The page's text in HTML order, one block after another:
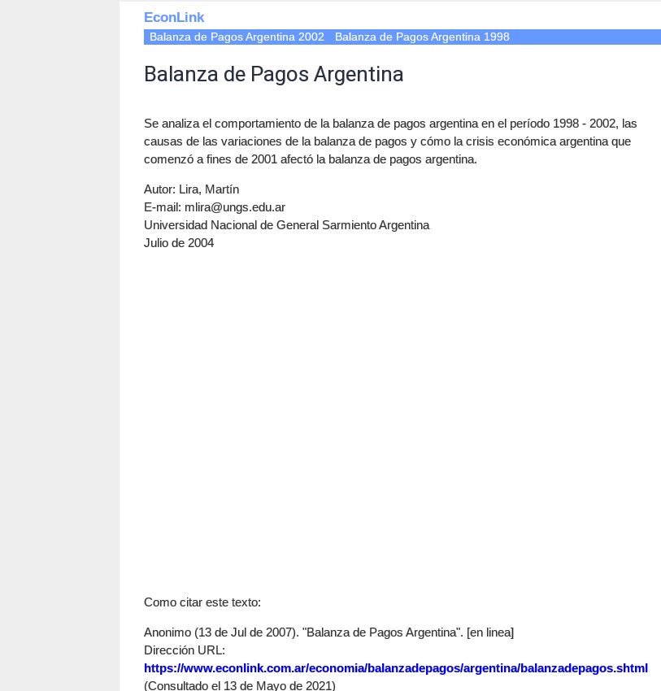
EconLink
Balanza de Pagos Argentina 2002 Balanza de Pagos Argentina 1998
Balanza de Pagos Argentina
Se analiza el comportamiento de la balanza de pagos argentina en el período 1998 - 2002, las
causas de las variaciones de la balanza de pagos y cómo la crisis económica argentina que
comenzó a fines de 2001 afectó la balanza de pagos argentina.
Autor: Lira, Martín
E-mail: mlira@ungs.edu.ar
Universidad Nacional de General Sarmiento Argentina
Julio de 2004
Como citar este texto:
Anonimo (13 de Jul de 2007). "Balanza de Pagos Argentina". [en linea]
Dirección URL:
https://www.econlink.com.ar/economia/balanzadepagos/argentina/balanzadepagos.shtml
(Consultado el 13 de Mayo de 2021)